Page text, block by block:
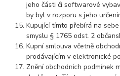
jeho části či softwarové
by byl v rozporu s jeho
Kupující tímto přebírá na
smyslu § 1765 odst. 2
Kupní smlouva včetně
prodávajícím v elektronické
Znění obchodních podmínek